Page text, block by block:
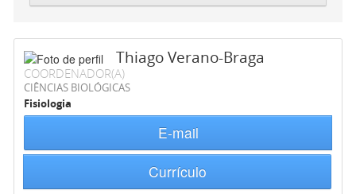
Thiago Verano-Braga
COORDENADOR(A)
CIÊNCIAS BIOLÓGICAS
Fisiologia
E-mail
Currículo